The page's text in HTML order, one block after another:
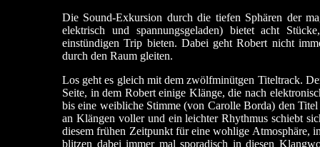
Die Sound-Exkursion durch die tiefen Sphären der
elektrisch und spannungsgeladen) bietet acht
einstündigen Trip bieten. Dabei geht Robert nicht
durch den Raum gleiten.
Los geht es gleich mit dem zwölfminütgen Titeltrack.
Seite, in dem Robert einige Klänge, die nach
bis eine weibliche Stimme (von Carolle Borda) den
an Klängen voller und ein leichter Rhythmus schiebt
diesem frühen Zeitpunkt für eine wohlige Atmosphäre,
blitzen dabei immer mal sporadisch in diesen